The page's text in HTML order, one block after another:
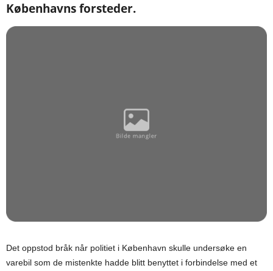
Københavns forsteder.
Det oppstod bråk når politiet i København skulle undersøke en
varebil som de mistenkte hadde blitt benyttet i forbindelse med et